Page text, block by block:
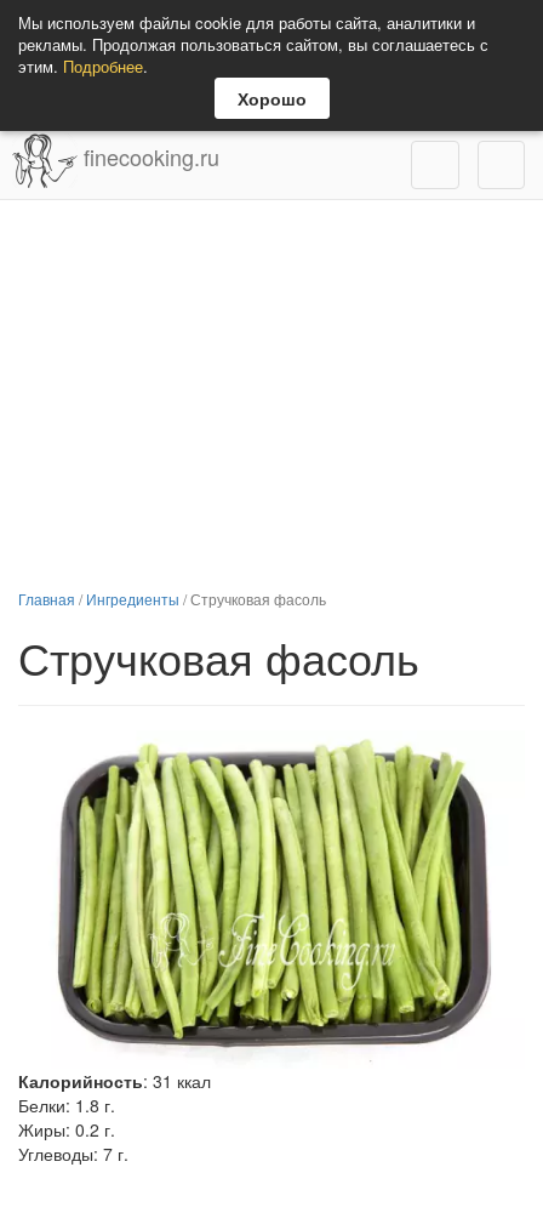
Мы используем файлы cookie для работы сайта, аналитики и
рекламы. Продолжая пользоваться сайтом, вы соглашаетесь с
этим. Подробнее.
Хорошо
finecooking.ru
Главная /Ингредиенты /Стручковая фасоль
Стручковая фасоль
Калорийность: 31 ккал
Белки: 1.8 г.
Жиры: 0.2 г.
Углеводы: 7 г.